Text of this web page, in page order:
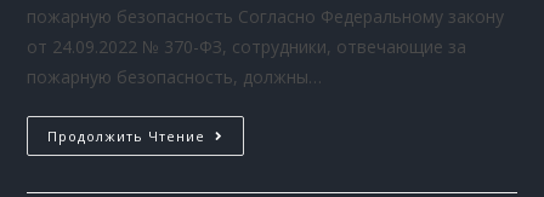
пожарную безопасность Согласно Федеральному закону
от 24.09.2022 № 370-ФЗ, сотрудники, отвечающие за
пожарную безопасность, должны…
Продолжить Чтение